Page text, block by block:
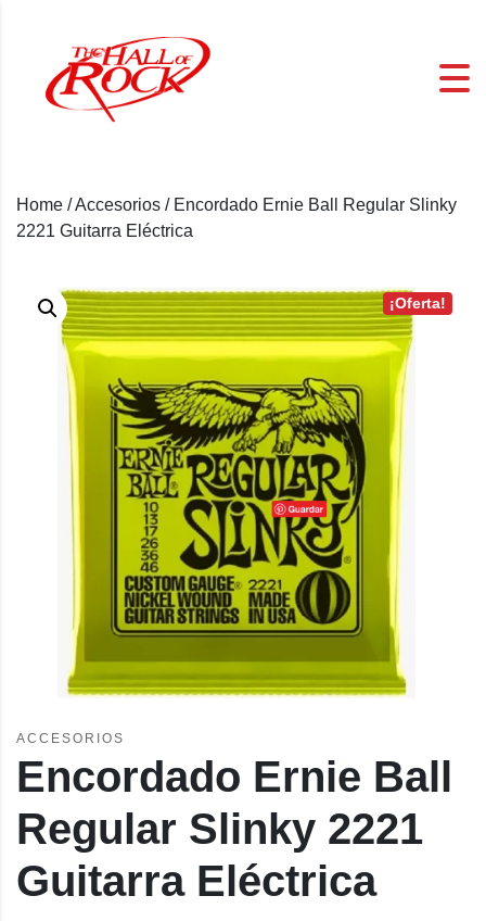
Home /Accesorios / Encordado Ernie Ball Regular Slinky
2221 Guitarra Eléctrica
¡Oferta!
ACCESORIOS
Encordado Ernie Ball
Regular Slinky 2221
Guitarra Eléctrica